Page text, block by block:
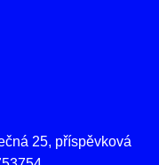
25, příspěvková